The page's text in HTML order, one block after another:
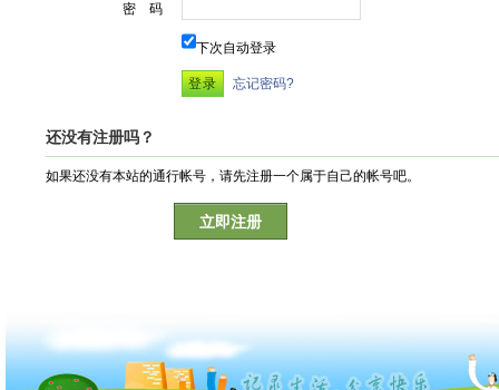
密 码
下次自动登录
忘记密码?
还没有注册吗？
如果还没有本站的通行帐号，请先注册一个属于自己的帐号吧。
立即注册